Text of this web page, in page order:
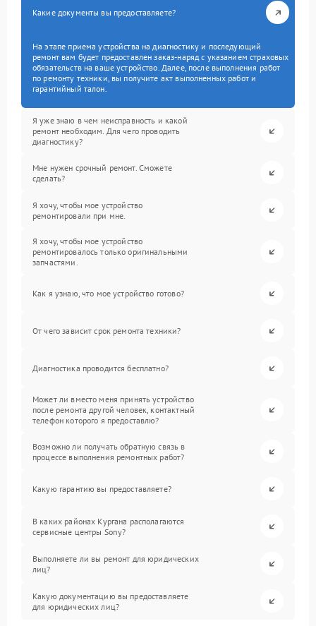
Какие документы вы предоставляете?
На этапе приема устройства на диагностику и последующий
ремонт вам будет предоставлен заказ-наряд с указанием страховых
обязательств на ваше устройство. Далее, после выполнения работ
по ремонту техники, вы получите акт выполненных работ и
гарантийный талон.
Я уже знаю в чем неисправность и какой
ремонт необходим. Для чего проводить
диагностику?
Мне нужен срочный ремонт. Сможете
сделать?
Я хочу, чтобы мое устройство
ремонтировали при мне.
Я хочу, чтобы мое устройство
ремонтировалось только оригинальными
запчастями.
Как я узнаю, что мое устройство готово?
От чего зависит срок ремонта техники?
Диагностика проводится бесплатно?
Может ли вместо меня принять устройство
после ремонта другой человек, контактный
телефон которого я предоставлю?
Возможно ли получать обратную связь в
процессе выполнения ремонтных работ?
Какую гарантию вы предоставляете?
В каких районах Кургана располагаются
сервисные центры Sony?
Выполняете ли вы ремонт для юридических
лиц?
Какую документацию вы предоставляете
для юридических лиц?